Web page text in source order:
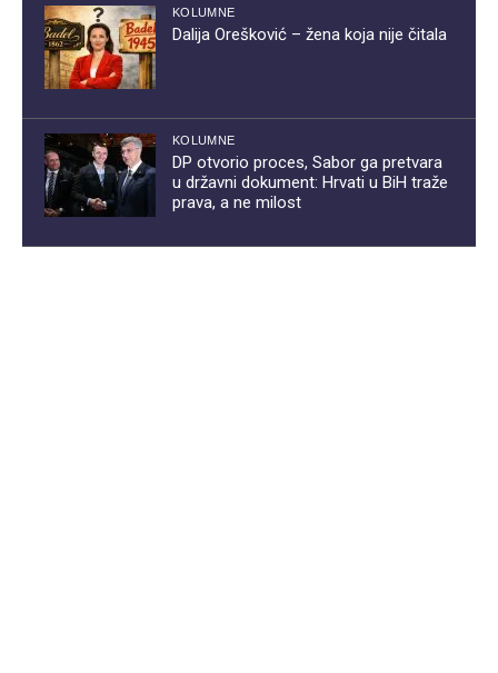
KOLUMNE
Dalija Orešković – žena koja nije čitala
KOLUMNE
DP otvorio proces, Sabor ga pretvara
u državni dokument: Hrvati u BiH traže
prava, a ne milost